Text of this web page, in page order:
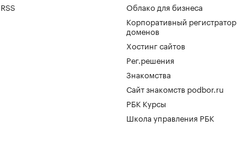
RSS
Облако для бизнеса
Корпоративный регистратор
доменов
Хостинг сайтов
Рег.решения
Знакомства
Сайт знакомств podbor.ru
РБК Курсы
Школа управления РБК